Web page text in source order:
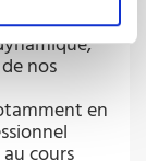
nos
en